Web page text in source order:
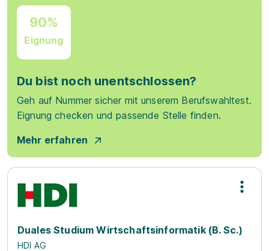
90%
Eignung
Du bist noch unentschlossen?
Geh auf Nummer sicher mit unserem Berufswahltest.
Eignung checken und passende Stelle finden.
Mehr erfahren
Duales Studium Wirtschaftsinformatik (B. Sc.)
HDI AG